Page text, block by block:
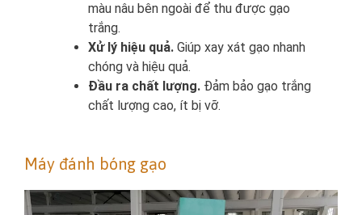
màu nâu bên ngoài để thu được gạo
trắng.
Xử lý hiệu quả. Giúp xay xát gạo nhanh
chóng và hiệu quả.
Đầu ra chất lượng. Đảm bảo gạo trắng
chất lượng cao, ít bị vỡ.
Máy đánh bóng gạo